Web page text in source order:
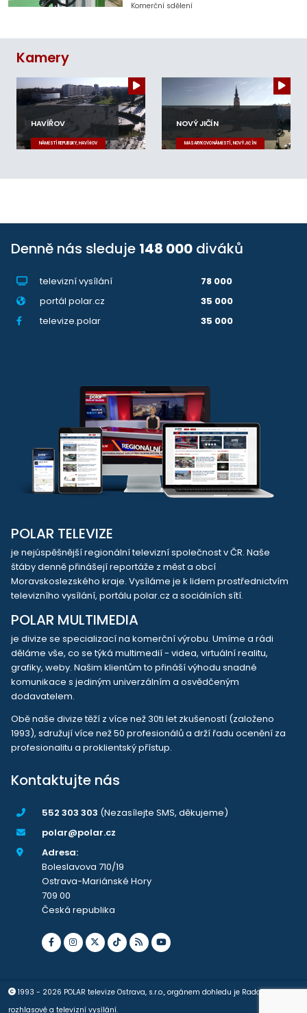
Komerční sdělení
Kamery
HAVÍŘOV
NÁMĚSTÍ REPUBLIKY, HAVÍŘOV
NOVÝ JIČÍN
MASARYKOVO NÁMĚSTÍ, NOVÝ JIČÍN
Denně nás sleduje 148 000 diváků
televizní vysílání
78 000
portál polar.cz
35 000
televize.polar
35 000
POLAR TELEVIZE
je nejúspěšnější regionální televizní společnost v ČR. Naše
štáby denně přinášejí reportáže z měst a obcí
Moravskoslezského kraje. Vysíláme je k lidem prostřednictvím
televizního vysílání, portálu polar.cz a sociálních sítí.
POLAR MULTIMEDIA
je divize se specializací na komerční výrobu. Umíme a rádi
děláme vše, co se týká multimedií - videa, virtuální realitu,
grafiky, weby. Našim klientům to přináší výhodu snadné
komunikace s jediným univerzálním a osvědčeným
dodavatelem.
Obě naše divize těží z více než 30ti let zkušeností (založeno
1993), sdružují více než 50 profesionálů a drží řadu ocenění za
profesionalitu a proklientský přístup.
Kontaktujte nás
552 303 303 (Nezasílejte SMS, děkujeme)
polar@polar.cz
Adresa:
Boleslavova 710/19
Ostrava-Mariánské Hory
709 00
Česká republika
1993 - 2026 POLAR televize Ostrava, s.r.o., orgánem dohledu je Rada pro
rozhlasové a televizní vysílání.